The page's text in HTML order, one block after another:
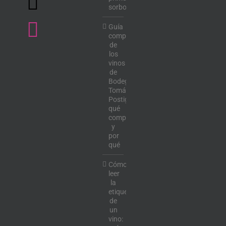
sorbo
Guía
completa
de
los
vinos
de
Bodega
Tomás
Postigo:
qué
comprar
y
por
qué
Cómo
leer
la
etiqueta
de
un
vino: